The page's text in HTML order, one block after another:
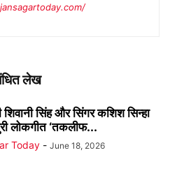
लेख
सिंह और सिंगर कशिश सिन्हा
लोकगीत ‘तकलीफ...
Today - June 18, 2026